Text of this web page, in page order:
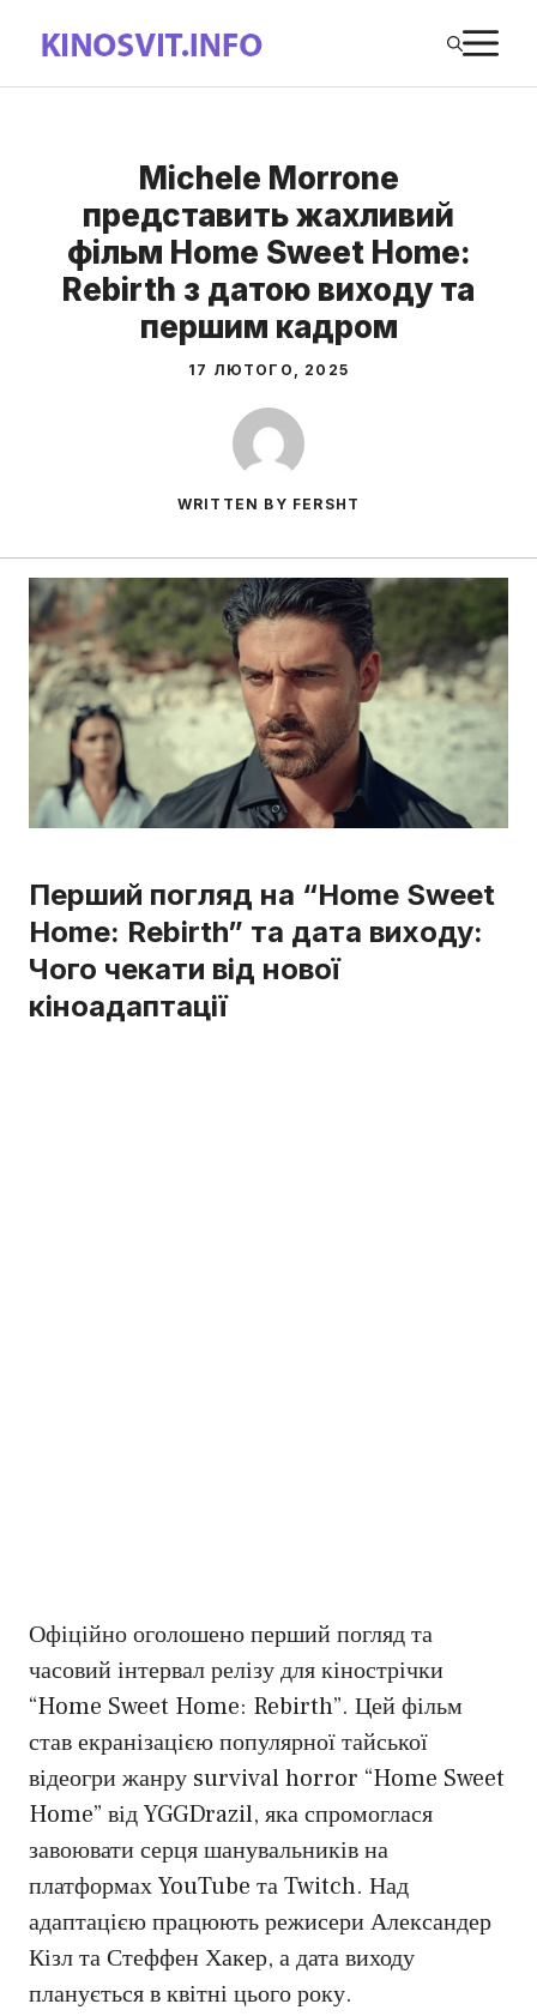
вмісту
Michele Morrone
представить жахливий
фільм Home Sweet Home:
Rebirth з датою виходу та
першим кадром
17 ЛЮТОГО, 2025
WRITTEN BY FERSHT
Перший погляд на “Home Sweet
Home: Rebirth” та дата виходу:
Чого чекати від нової
кіноадаптації
Офіційно оголошено перший погляд та
часовий інтервал релізу для кінострічки
“Home Sweet Home: Rebirth”. Цей фільм
став екранізацією популярної тайської
відеогри жанру survival horror “Home Sweet
Home” від YGGDrazil, яка спромоглася
завоювати серця шанувальників на
платформах YouTube та Twitch. Над
адаптацією працюють режисери Александер
Кізл та Стеффен Хакер, а дата виходу
планується в квітні цього року.